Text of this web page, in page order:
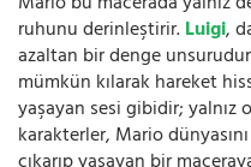
ruhunu derinleştirir.Luigi,
azaltan bir denge
mümkün kılarak hareket
yaşayan sesi gibidir; yalnız
karakterler, Mario